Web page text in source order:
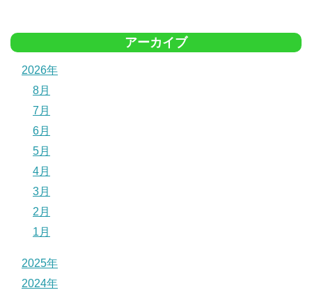
アーカイブ
2026年
8月
7月
6月
5月
4月
3月
2月
1月
2025年
2024年